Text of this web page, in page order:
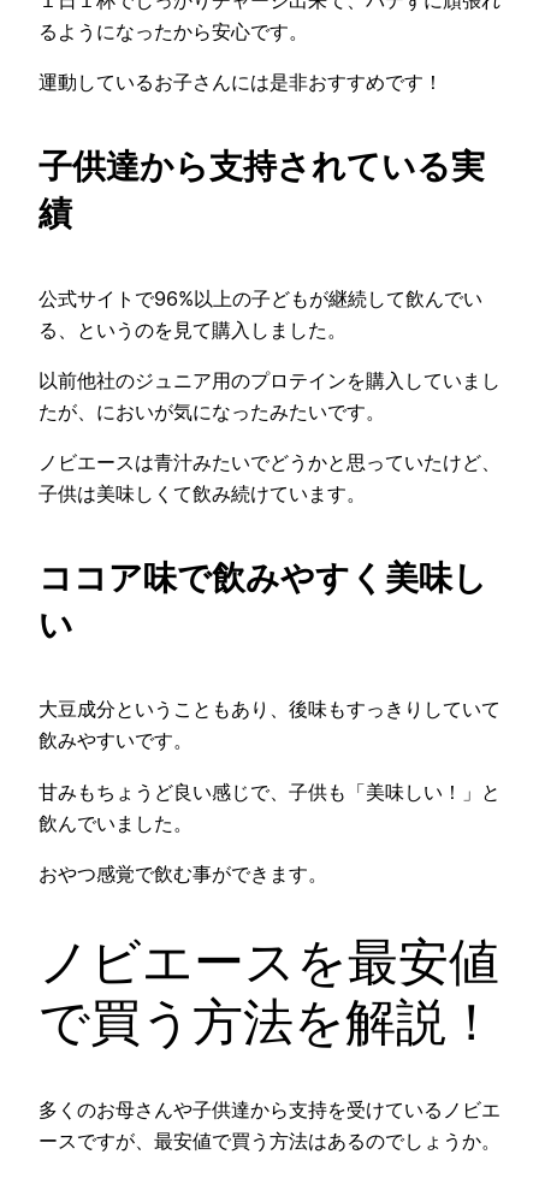
るようになったから安心です。
運動しているお子さんには是非おすすめです！
子供達から支持されている実
績
公式サイトで96%以上の子どもが継続して飲んでい
る、というのを見て購入しました。
以前他社のジュニア用のプロテインを購入していまし
たが、においが気になったみたいです。
ノビエースは青汁みたいでどうかと思っていたけど、
子供は美味しくて飲み続けています。
ココア味で飲みやすく美味し
い
大豆成分ということもあり、後味もすっきりしていて
飲みやすいです。
甘みもちょうど良い感じで、子供も「美味しい！」と
飲んでいました。
おやつ感覚で飲む事ができます。
ノビエースを最安値
で買う方法を解説！
多くのお母さんや子供達から支持を受けているノビエ
ースですが、最安値で買う方法はあるのでしょうか。